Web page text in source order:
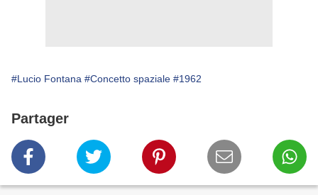
#Lucio Fontana #Concetto spaziale #1962
Partager